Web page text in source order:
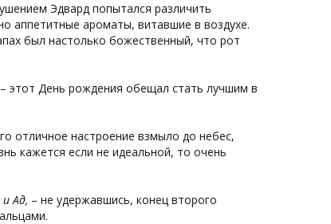
Эдвард попытался различить
аппетитные ароматы, витавшие в воздухе.
был настолько божественный, что рот
этот День рождения обещал стать лучшим в
отличное настроение взмыло до небес,
кажется если не идеальной, то очень
Ад, – не удержавшись, конец второго